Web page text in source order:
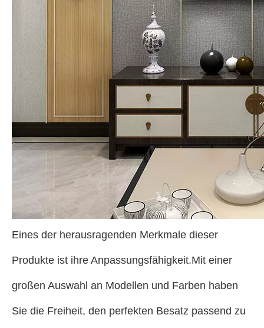
Eines der herausragenden Merkmale dieser
Produkte ist ihre Anpassungsfähigkeit.Mit einer
großen Auswahl an Modellen und Farben haben
Sie die Freiheit, den perfekten Besatz passend zu